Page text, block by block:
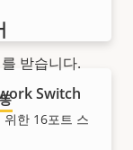
Switch
한 16포트 스
받습니다.